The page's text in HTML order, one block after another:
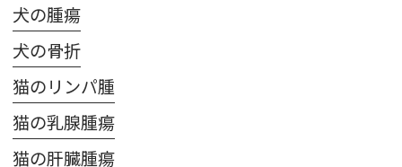
犬の腫瘍
犬の骨折
猫のリンパ腫
猫の乳腺腫瘍
猫の肝臓腫瘍